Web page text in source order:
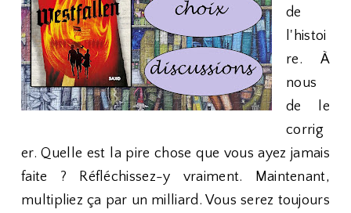
de
l'histoi
re. À
nous
de le
corrig
er. Quelle est la pire chose que vous ayez jamais
faite ? Réfléchissez-y vraiment. Maintenant,
multipliez ça par un milliard. Vous serez toujours